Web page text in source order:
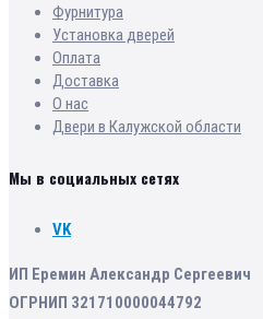
Фурнитура
Установка дверей
Оплата
Доставка
О нас
Двери в Калужской области
Мы в социальных сетях
VK
ИП Еремин Александр Сергеевич
ОГРНИП 321710000044792